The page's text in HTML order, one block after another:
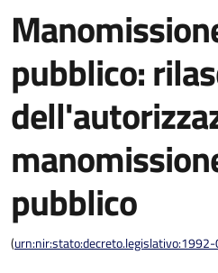
pubblico:
pubblico
(